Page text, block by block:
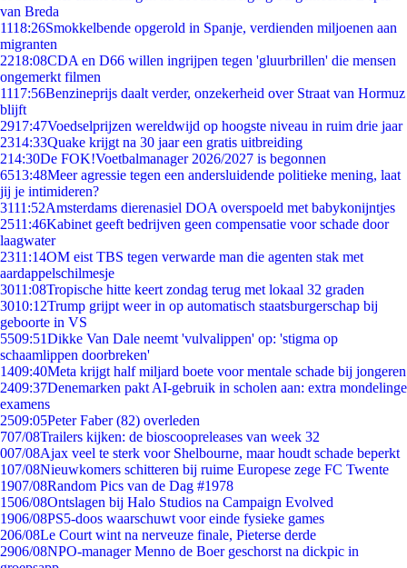
van Breda
1118:26Smokkelbende opgerold in Spanje, verdienden miljoenen aan
migranten
2218:08CDA en D66 willen ingrijpen tegen 'gluurbrillen' die mensen
ongemerkt filmen
1117:56Benzineprijs daalt verder, onzekerheid over Straat van Hormuz
blijft
2917:47Voedselprijzen wereldwijd op hoogste niveau in ruim drie jaar
2314:33Quake krijgt na 30 jaar een gratis uitbreiding
214:30De FOK!Voetbalmanager 2026/2027 is begonnen
6513:48Meer agressie tegen een andersluidende politieke mening, laat
jij je intimideren?
3111:52Amsterdams dierenasiel DOA overspoeld met babykonijntjes
2511:46Kabinet geeft bedrijven geen compensatie voor schade door
laagwater
2311:14OM eist TBS tegen verwarde man die agenten stak met
aardappelschilmesje
3011:08Tropische hitte keert zondag terug met lokaal 32 graden
3010:12Trump grijpt weer in op automatisch staatsburgerschap bij
geboorte in VS
5509:51Dikke Van Dale neemt 'vulvalippen' op: 'stigma op
schaamlippen doorbreken'
1409:40Meta krijgt half miljard boete voor mentale schade bij jongeren
2409:37Denemarken pakt AI-gebruik in scholen aan: extra mondelinge
examens
2509:05Peter Faber (82) overleden
707/08Trailers kijken: de bioscoopreleases van week 32
007/08Ajax veel te sterk voor Shelbourne, maar houdt schade beperkt
107/08Nieuwkomers schitteren bij ruime Europese zege FC Twente
1907/08Random Pics van de Dag #1978
1506/08Ontslagen bij Halo Studios na Campaign Evolved
1906/08PS5-doos waarschuwt voor einde fysieke games
206/08Le Court wint na nerveuze finale, Pieterse derde
2906/08NPO-manager Menno de Boer geschorst na dickpic in